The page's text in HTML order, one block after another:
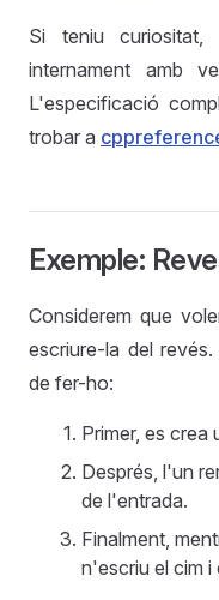
Si teniu curiositat,
internament amb
L'especificació
trobar a
Exemple:
Considerem que
escriure-la del
de fer-ho:
Primer, es crea
Després, l'un
de l'entrada.
Finalment,
n'escriu el cim i